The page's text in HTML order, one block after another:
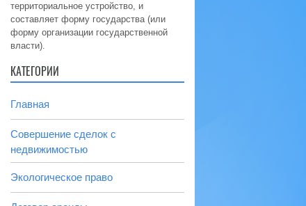
территориальное устройство, и
составляет форму государства (или
форму организации государственной
власти).
КАТЕГОРИИ
Главная
Совершение сделок с
недвижимостью
Экологическое право